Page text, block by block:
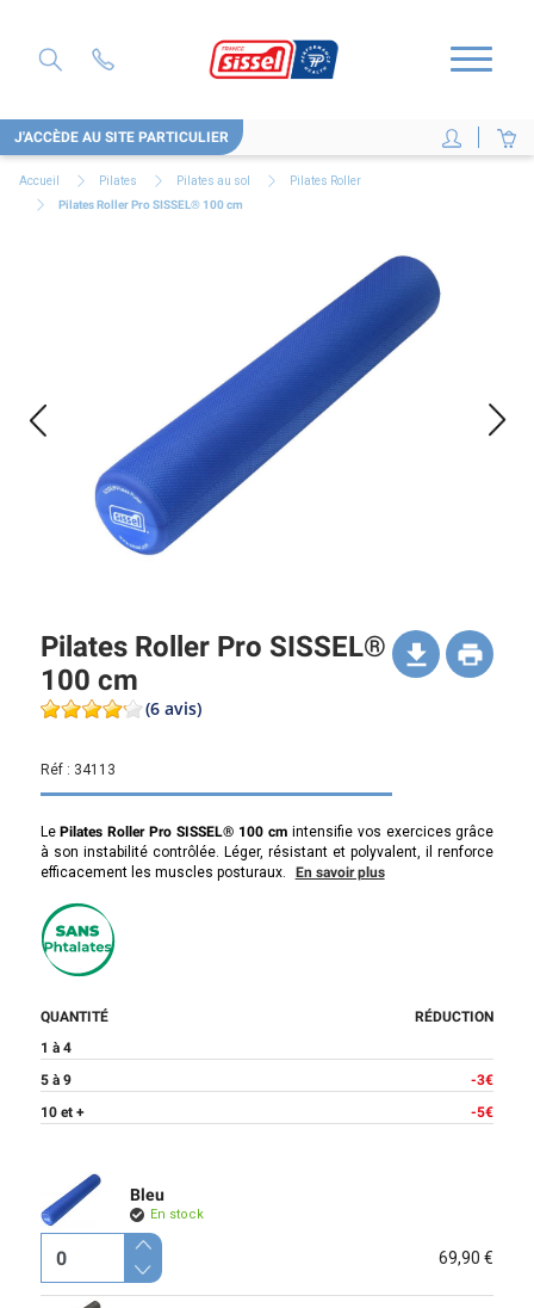
J'ACCÈDE AU SITE PARTICULIER
Accueil Pilates Pilates au sol
Pilates Roller
Pilates Roller Pro SISSEL® 100 cm
Pilates Roller Pro SISSEL®
100 cm
(6 avis)
Réf : 34113
LePilates Roller Pro SISSEL® 100 cmintensifie vos exercices grâce
à son instabilité contrôlée. Léger, résistant et polyvalent, il renforce
efficacement les muscles posturaux.
En savoir plus
QUANTITÉ
RÉDUCTION
1 à 4
5 à 9
-3€
10 et +
-5€
Bleu
En stock
69,90 €